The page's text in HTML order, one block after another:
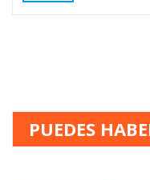
PUEDES